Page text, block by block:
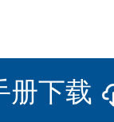
册下载